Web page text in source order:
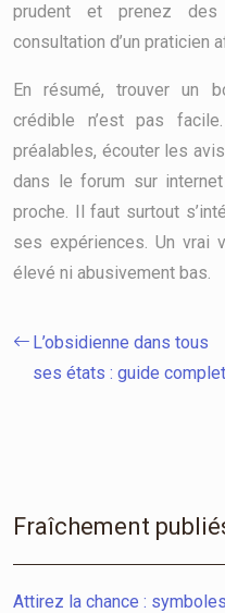
prudent et prenez des
consultation d’un praticien
En résumé, trouver un
crédible n’est pas
préalables, écouter les
dans le forum sur
proche. Il faut surtout
ses expériences. Un vrai
élevé ni abusivement bas.
L’obsidienne dans tous
ses états : guide complet
Fraîchement
Attirez la chance :